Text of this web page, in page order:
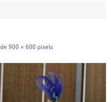
900 × 600 pixels